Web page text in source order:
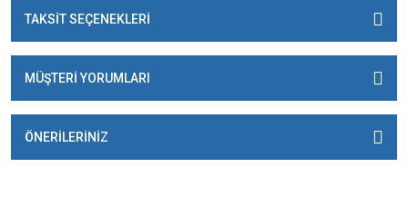
TAKSİT SEÇENEKLERİ
MÜŞTERİ YORUMLARI
ÖNERİLERİNİZ